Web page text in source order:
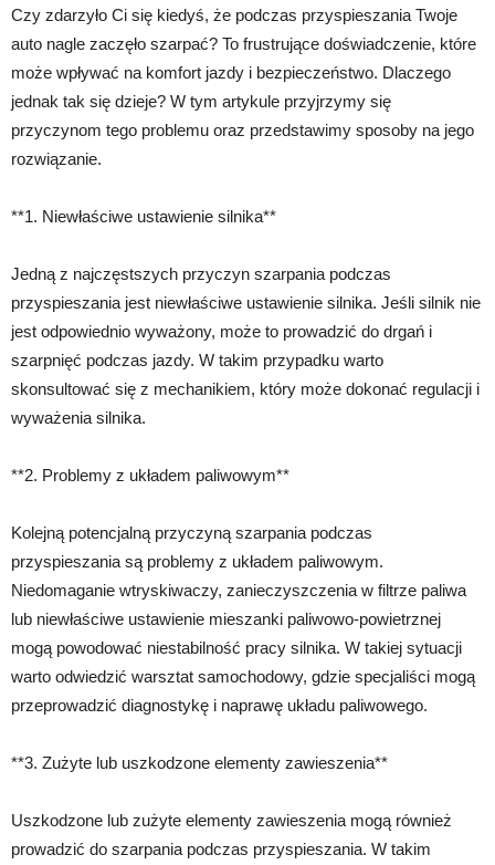
Czy zdarzyło Ci się kiedyś, że podczas przyspieszania Twoje
auto nagle zaczęło szarpać? To frustrujące doświadczenie, które
może wpływać na komfort jazdy i bezpieczeństwo. Dlaczego
jednak tak się dzieje? W tym artykule przyjrzymy się
przyczynom tego problemu oraz przedstawimy sposoby na jego
rozwiązanie.
**1. Niewłaściwe ustawienie silnika**
Jedną z najczęstszych przyczyn szarpania podczas
przyspieszania jest niewłaściwe ustawienie silnika. Jeśli silnik nie
jest odpowiednio wyważony, może to prowadzić do drgań i
szarpnięć podczas jazdy. W takim przypadku warto
skonsultować się z mechanikiem, który może dokonać regulacji i
wyważenia silnika.
**2. Problemy z układem paliwowym**
Kolejną potencjalną przyczyną szarpania podczas
przyspieszania są problemy z układem paliwowym.
Niedomaganie wtryskiwaczy, zanieczyszczenia w filtrze paliwa
lub niewłaściwe ustawienie mieszanki paliwowo-powietrznej
mogą powodować niestabilność pracy silnika. W takiej sytuacji
warto odwiedzić warsztat samochodowy, gdzie specjaliści mogą
przeprowadzić diagnostykę i naprawę układu paliwowego.
**3. Zużyte lub uszkodzone elementy zawieszenia**
Uszkodzone lub zużyte elementy zawieszenia mogą również
prowadzić do szarpania podczas przyspieszania. W takim